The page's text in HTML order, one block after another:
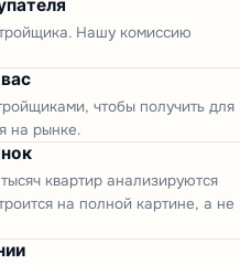
Нашу комиссию
чтобы получить для
на рынке.
квартир анализируются
на полной картине, а не